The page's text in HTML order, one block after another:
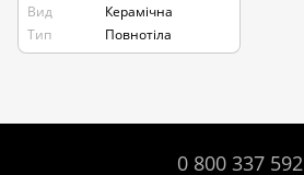
Вид
Керамічна
Тип
Повнотіла
0 800 337 592